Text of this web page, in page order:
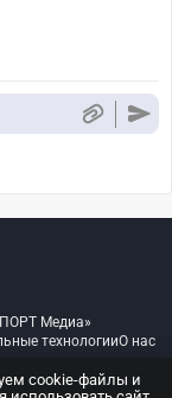
Медиа»
технологииО нас
cookie-файлы и